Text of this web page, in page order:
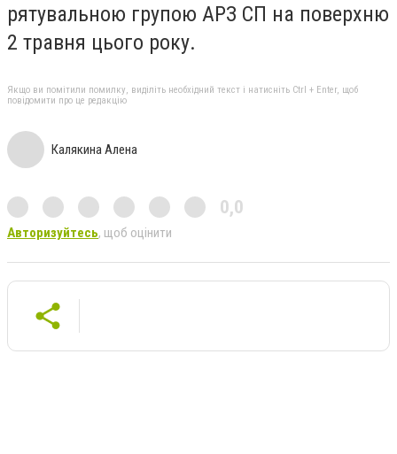
рятувальною групою АРЗ СП на поверхню
2 травня цього року.
Якщо ви помітили помилку, виділіть необхідний текст і натисніть Ctrl + Enter, щоб
повідомити про це редакцію
Калякина Алена
0,0
Авторизуйтесь, щоб оцінити